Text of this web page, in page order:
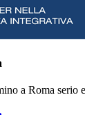
a Roma